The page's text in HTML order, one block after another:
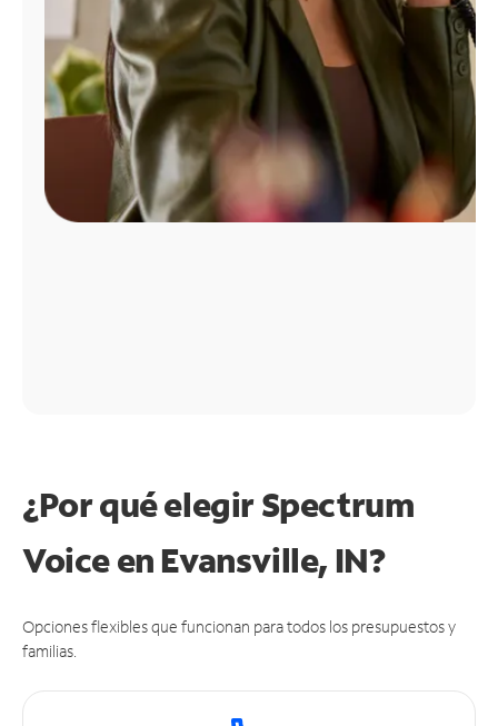
¿Por qué elegir Spectrum
Voice en Evansville, IN?
Opciones flexibles que funcionan para todos los presupuestos y
familias.